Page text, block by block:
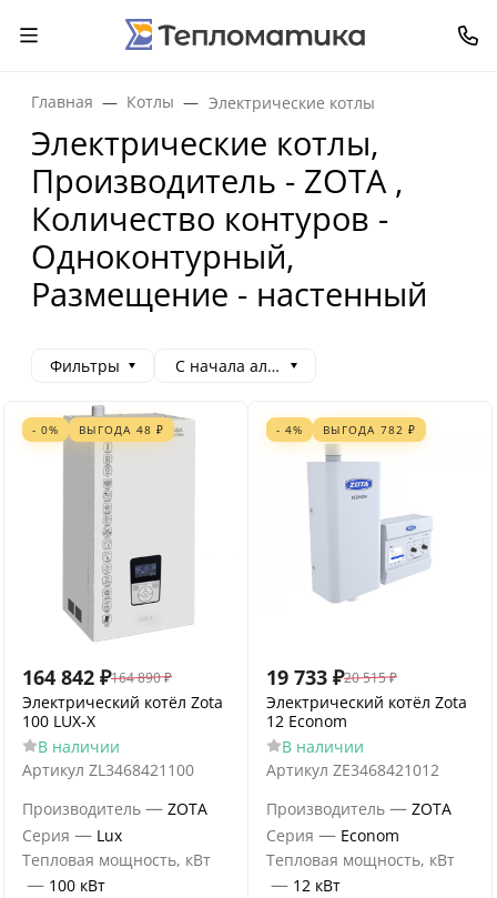
Главная Котлы Электрические котлы
Электрические котлы,
Производитель - ZOTA ,
Количество контуров -
Одноконтурный,
Размещение - настенный
Фильтры С начала алфавита
- 0% ВЫГОДА 48 ₽
164 842 ₽164 890 ₽
Электрический котёл Zota
100 LUX-X
В наличии
Артикул ZL3468421100
Производитель — ZOTA
Серия — Lux
Тепловая мощность, кВт
— 100 кВт
- 4% ВЫГОДА 782 ₽
19 733 ₽20 515 ₽
Электрический котёл Zota
12 Econom
В наличии
Артикул ZE3468421012
Производитель — ZOTA
Серия — Econom
Тепловая мощность, кВт
— 12 кВт